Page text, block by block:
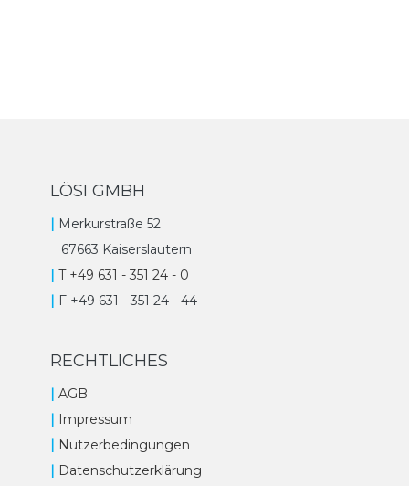
LÖSI GMBH
| Merkurstraße 52
67663 Kaiserslautern
| T +49 631 - 351 24 - 0
| F +49 631 - 351 24 - 44
RECHTLICHES
| AGB
| Impressum
| Nutzerbedingungen
| Datenschutzerklärung